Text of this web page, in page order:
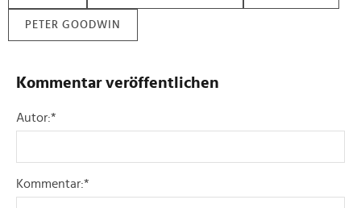
PETER GOODWIN
Kommentar veröffentlichen
Autor:*
Kommentar:*